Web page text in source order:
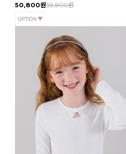
50,800원59,800원